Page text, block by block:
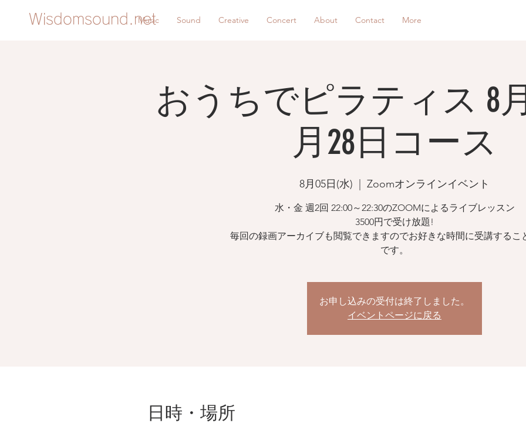
Wisdomsound.net
Music Sound Creative Concert About Contact More
おうちでピラティス 8
月28日コース
8月05日(水) Zoomオンラインイベント
水・金 週2回 22:00～22:30のZOOMによるライブレッスン
3500円で受け放題!
毎回の録画アーカイブも閲覧できますのでお好きな時間に受講するこ
です。
お申し込みの受付は終了しました。
イベントページに戻る
日時・場所